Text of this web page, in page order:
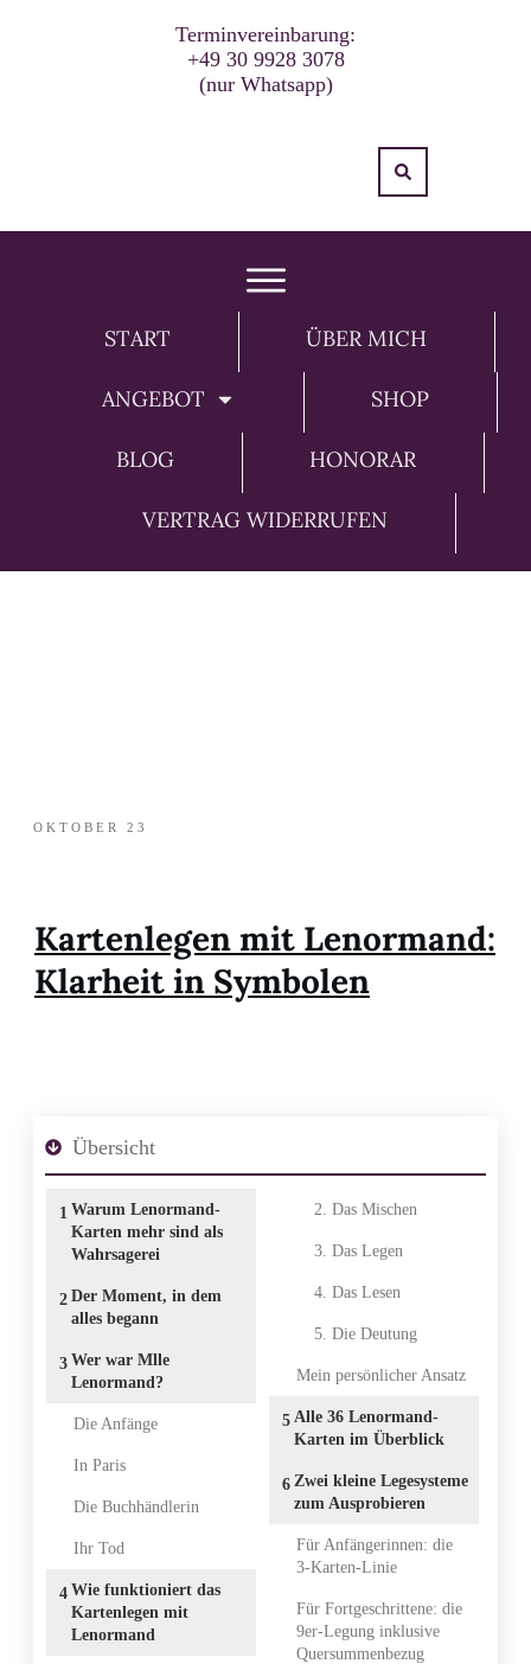
Terminvereinbarung:
+49 30 9928 3078
(nur Whatsapp)
START ÜBER MICH
ANGEBOT SHOP
BLOG HONORAR
VERTRAG WIDERRUFEN
OKTOBER 23
Kartenlegen mit Lenormand:
Klarheit in Symbolen
Übersicht
1 Warum Lenormand-
Karten mehr sind als
Wahrsagerei
2 Der Moment, in dem
alles begann
3 Wer war Mlle
Lenormand?
Die Anfänge
In Paris
Die Buchhändlerin
Ihr Tod
4 Wie funktioniert das
Kartenlegen mit
Lenormand
2. Das Mischen
3. Das Legen
4. Das Lesen
5. Die Deutung
Mein persönlicher Ansatz
5 Alle 36 Lenormand-
Karten im Überblick
6 Zwei kleine Legesysteme
zum Ausprobieren
Für Anfängerinnen: die
3-Karten-Linie
Für Fortgeschrittene: die
9er-Legung inklusive
Quersummenbezug